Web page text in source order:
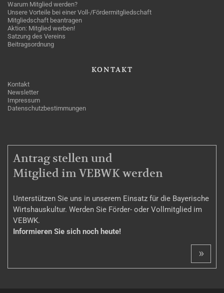
Warum Mitglied werden?
Unsere Vorteile bei einer Voll-/Fördermitgliedschaft
Mitgliedschaft beantragen
Aktion: Mitglied werben!
Satzung des Vereins
Beitragsordnung
KONTAKT
Kontakt
Newsletter
Impressum
Datenschutzbestimmungen
MITGLIEDSCHAFT
Antrag stellen und
Mitglied im VEBWK werden
Unterstützen Sie uns in unserem Einsatz für die Bayerische
Wirtshauskultur. Werden Sie Förder- oder Vollmitglied im
VEBWK.
Informieren Sie sich noch heute!
»